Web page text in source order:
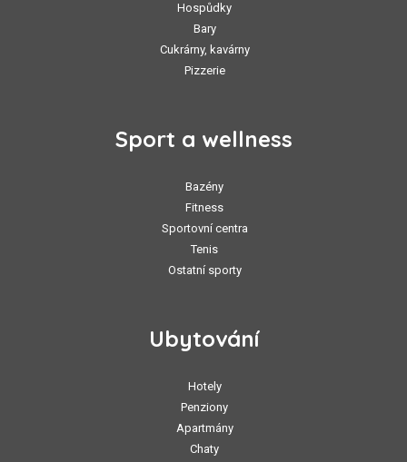
Hospůdky
Bary
Cukrárny, kavárny
Pizzerie
Sport a wellness
Bazény
Fitness
Sportovní centra
Tenis
Ostatní sporty
Ubytování
Hotely
Penziony
Apartmány
Chaty